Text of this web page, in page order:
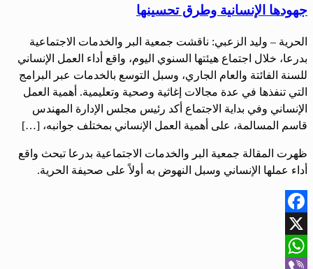
جهودها الإنسانية وطرق تحسينها
الحرية – وليد الزعبي: ناقشت جمعية البر والخدمات الاجتماعية
بدرعا، خلال اجتماع هيئتها السنوي اليوم، واقع أداء العمل الإنساني
للسنة الفائتة والعام الجاري، وسبل التوسع بالخدمات عبر البرامج
التي تنفذها في عدة مجالات إغاثية وصحية وتعليمية. أهمية العمل
الإنساني وفي بداية الاجتماع أكد رئيس مجلس الإدارة المهندس
قاسم المسالمة، على أهمية العمل الإنساني بمختلف جوانبه، […]
ظهرت المقالة جمعية البر والخدمات الاجتماعية بدرعا تبحث واقع
أداء عملها الإنساني وسبل النهوض به أولاً على صحيفة الحرية.
Facebook
X